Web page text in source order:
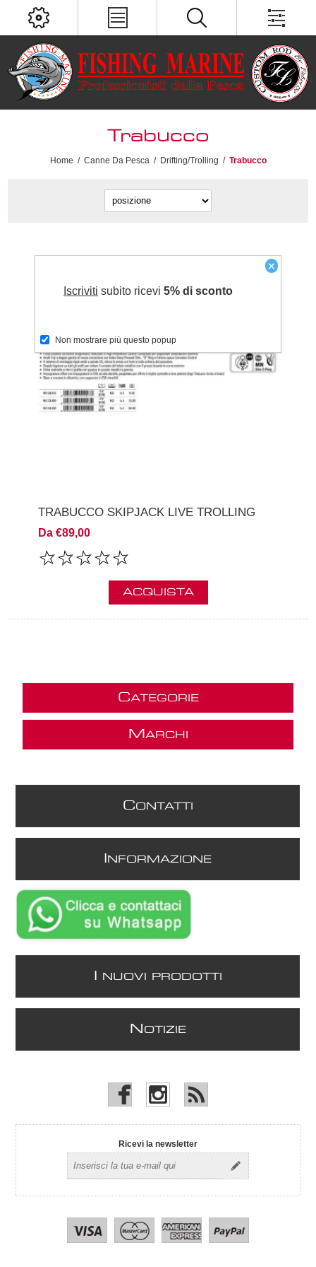
Trabucco
Home / Canne Da Pesca / Drifting/Trolling / Trabucco
TRABUCCO SKIPJACK LIVE TROLLING
Da €89,00
ACQUISTA
CATEGORIE
M ARCHI
CONTATTI
NFORMAZIONE
NUOVI PRODOTTI
N OTIZIE
Ricevi la newsletter
×
Iscriviti subito ricevi 5% di sconto
Non mostrare più questo popup